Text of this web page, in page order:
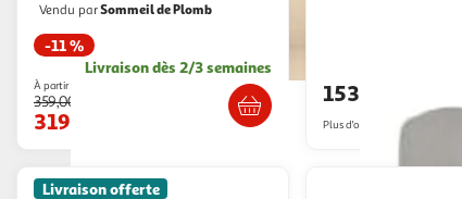
Vendu parSommeil de Plomb
-11 %
Livraison dès 2/3 semaines
À partir de
359,00€
319,00€
153,99€
Plus d'offres à partir de
Livraison offerte